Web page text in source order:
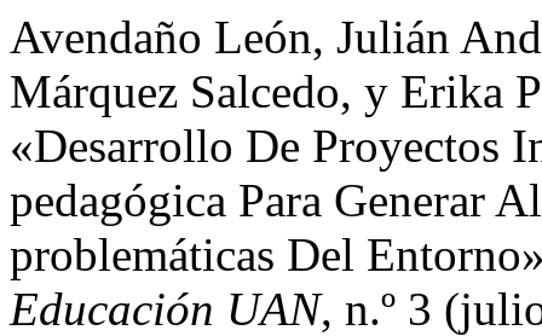
Avendaño León, Julián
Márquez Salcedo, y Erika
«Desarrollo De Proyectos
pedagógica Para Generar
problemáticas Del
Educación UAN, n.º 3